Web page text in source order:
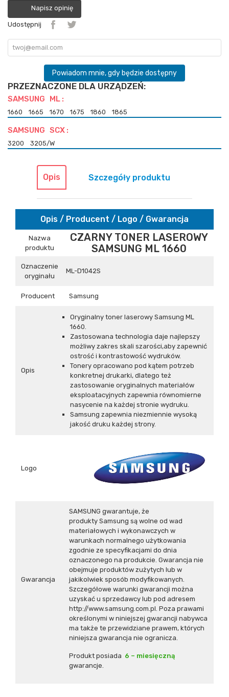
Napisz opinię
Udostępnij
Powiadom mnie, gdy będzie dostępny
PRZEZNACZONE DLA URZĄDZEŃ:
SAMSUNG ML :
1660 1665 1670 1675 1860 1865
SAMSUNG SCX :
3200 3205/W
Opis Szczegóły produktu
Opis / Producent / Logo / Gwarancja
Nazwa
produktu
CZARNY TONER LASEROWY
SAMSUNG ML 1660
Oznaczenie
oryginału
ML-D1042S
Producent Samsung
Opis
Oryginalny toner laserowy Samsung ML
1660.
Zastosowana technologia daje najlepszy
możliwy zakres skali szarości,aby zapewnić
ostrość i kontrastowość wydruków.
Tonery opracowano pod kątem potrzeb
konkretnej drukarki, dlatego też
zastosowanie oryginalnych materiałów
eksploatacyjnych zapewnia równomierne
nasycenie na każdej stronie wydruku.
Samsung zapewnia niezmiennie wysoką
jakość druku każdej strony.
Logo
Gwarancja
SAMSUNG gwarantuje, że
produkty Samsung są wolne od wad
materiałowych i wykonawczych w
warunkach normalnego użytkowania
zgodnie ze specyfikacjami do dnia
oznaczonego na produkcie. Gwarancja nie
obejmuje produktów zużytych lub w
jakikolwiek sposób modyfikowanych.
Szczegółowe warunki gwarancji można
uzyskać u sprzedawcy lub pod adresem
http://www.samsung.com.pl . Poza prawami
określonymi w niniejszej gwarancji nabywca
ma także te przewidziane prawem, których
niniejsza gwarancja nie ogranicza.
Produkt posiada 6 – miesięczną
gwarancje.